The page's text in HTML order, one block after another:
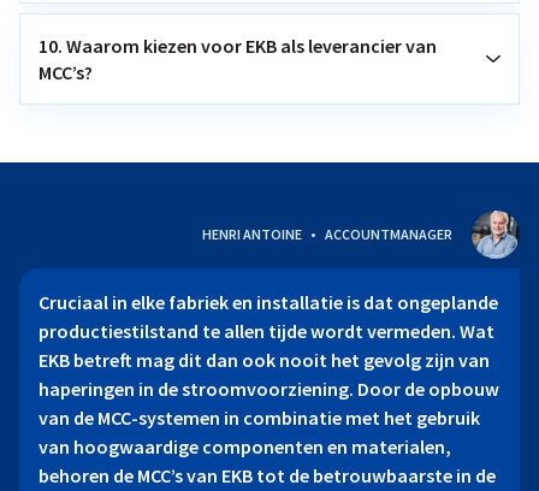
10. Waarom kiezen voor EKB als leverancier van
MCC’s?
HENRI ANTOINE ACCOUNTMANAGER
Cruciaal in elke fabriek en installatie is dat ongeplande
productiestilstand te allen tijde wordt vermeden. Wat
EKB betreft mag dit dan ook nooit het gevolg zijn van
haperingen in de stroomvoorziening. Door de opbouw
van de MCC-systemen in combinatie met het gebruik
van hoogwaardige componenten en materialen,
behoren de MCC’s van EKB tot de betrouwbaarste in de